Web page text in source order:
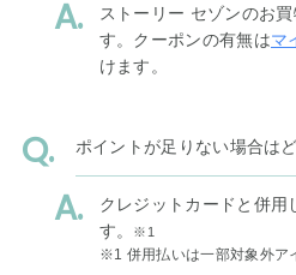
ストーリー セゾンのお
す。クーポンの有無はマ
けます。
ポイントが足りない場合は
クレジットカードと併用
す。
※1
※1 併用払いは一部対象外ア